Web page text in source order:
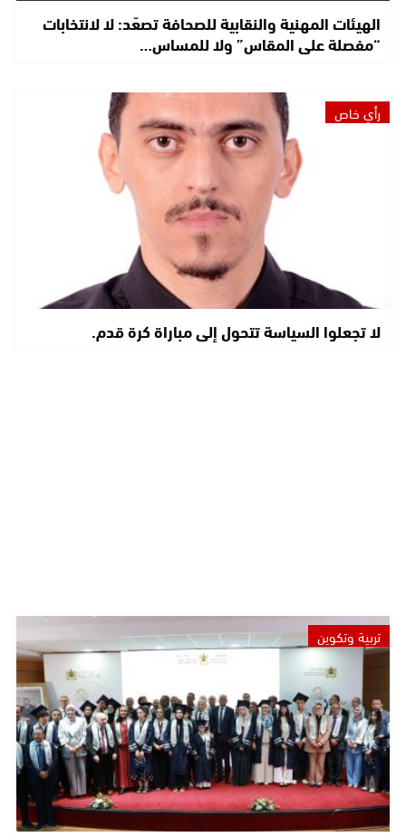
الهيئات المهنية والنقابية للصحافة تصعّد: لا لانتخابات
“مفصلة على المقاس” ولا للمساس…
رأي خاص
لا تجعلوا السياسة تتحول إلى مباراة كرة قدم.
تربية وتكوين